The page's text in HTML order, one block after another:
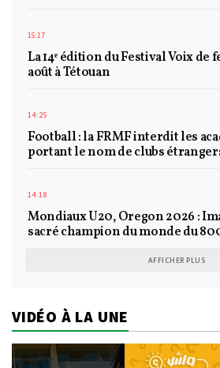
15:17
La 14ᵉ édition du Festival Voix de
août à Tétouan
14:25
Football : la FRMF interdit les
portant le nom de clubs
14:18
Mondiaux U20, Oregon 2026 :
sacré champion du monde du
AFFICHER PLUS
VIDÉO À LA UNE